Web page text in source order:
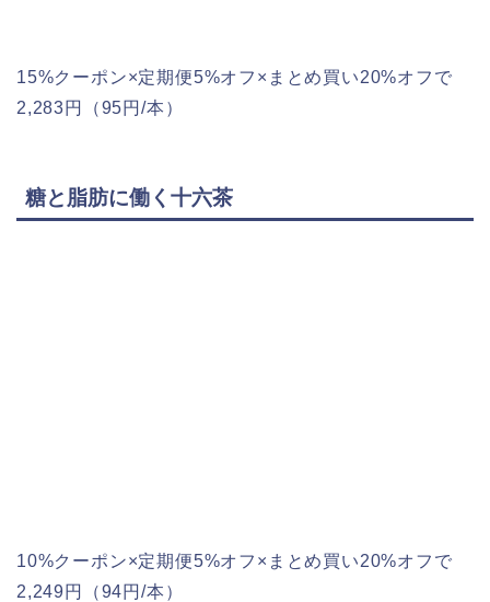
15%クーポン×定期便5%オフ×まとめ買い20%オフで
2,283円（95円/本）
糖と脂肪に働く十六茶
10%クーポン×定期便5%オフ×まとめ買い20%オフで
2,249円（94円/本）